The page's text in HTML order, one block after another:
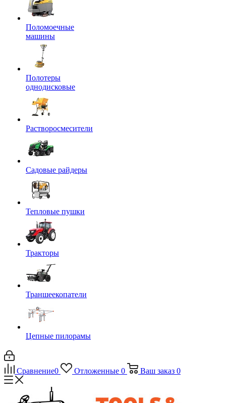
Поломоечные
машины
Полотеры
однодисковые
Растворосмесители
Садовые райдеры
Тепловые пушки
Тракторы
Траншеекопатели
Цепные пилорамы
Сравнение0 Отложенные 0 Ваш заказ 0